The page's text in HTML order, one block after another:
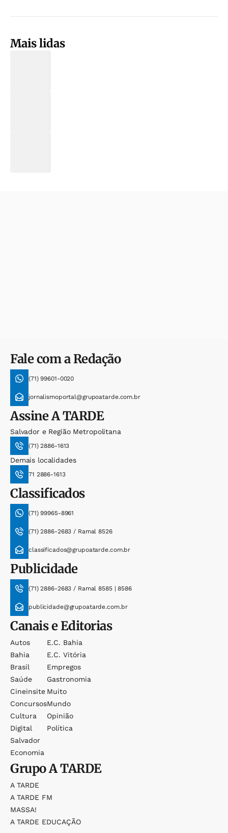
Mais lidas
Fale com a Redação
(71) 99601-0020
jornalismoportal@grupoatarde.com.br
AssineA TARDE
Salvador e Região Metropolitana
(71) 2886-1613
Demais localidades
71 2886-1613
Classificados
(71) 99965-8961
(71) 2886-2683 / Ramal 8526
classificados@grupoatarde.com.br
Publicidade
(71) 2886-2683 / Ramal 8585 | 8586
publicidade@grupoatarde.com.br
Canais e Editorias
Autos
Bahia
Brasil
Saúde
Cineinsite
Concursos
Cultura
Digital
Salvador
Economia
E.c. Bahia
E.c. Vitória
Empregos
Gastronomia
Muito
Mundo
Opinião
Política
GrupoA TARDE
A TARDE
A TARDE FM
MASSA!
A TARDE EDUCAÇÃO